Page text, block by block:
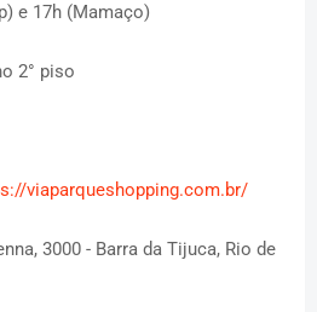
e 17h (Mamaço)
2° piso
viaparqueshopping.com.br/
3000 - Barra da Tijuca, Rio de